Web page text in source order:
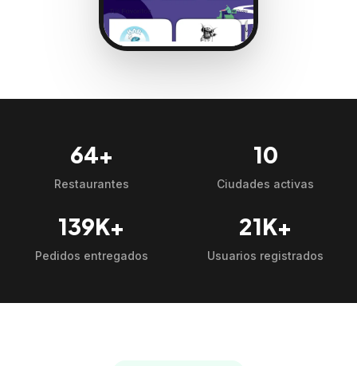
64+
Restaurantes
10
Ciudades activas
139K+
Pedidos entregados
21K+
Usuarios registrados